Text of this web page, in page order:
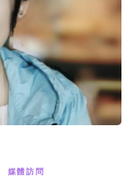
媒體訪問